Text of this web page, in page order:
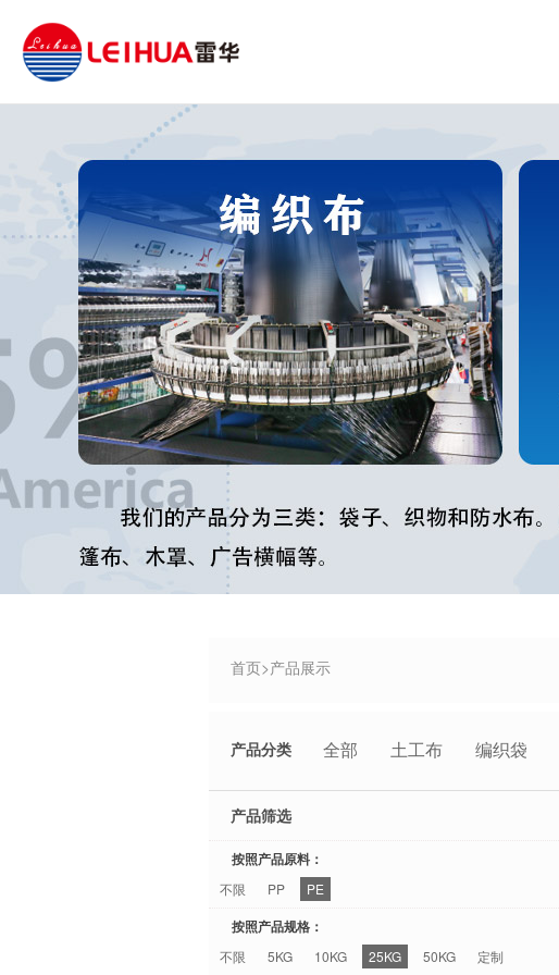
首页>产品展示
产品分类 全部 土工布 编织袋
产品筛选
按照产品原料：
不限 PP PE
按照产品规格：
不限 5KG 10KG 25KG 50KG 定制